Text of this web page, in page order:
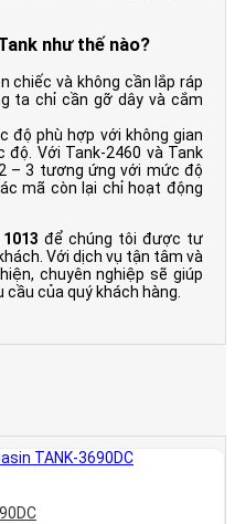
như thế nào?
chiếc và không cần lắp ráp
ta chỉ cần gỡ dây và cắm
độ phù hợp với không gian
Với Tank-2460 và Tank
– 3 tương ứng với mức độ
mã còn lại chỉ hoạt động
để chúng tôi được tư
Với dịch vụ tận tâm và
chuyên nghiệp sẽ giúp
của quý khách hàng.